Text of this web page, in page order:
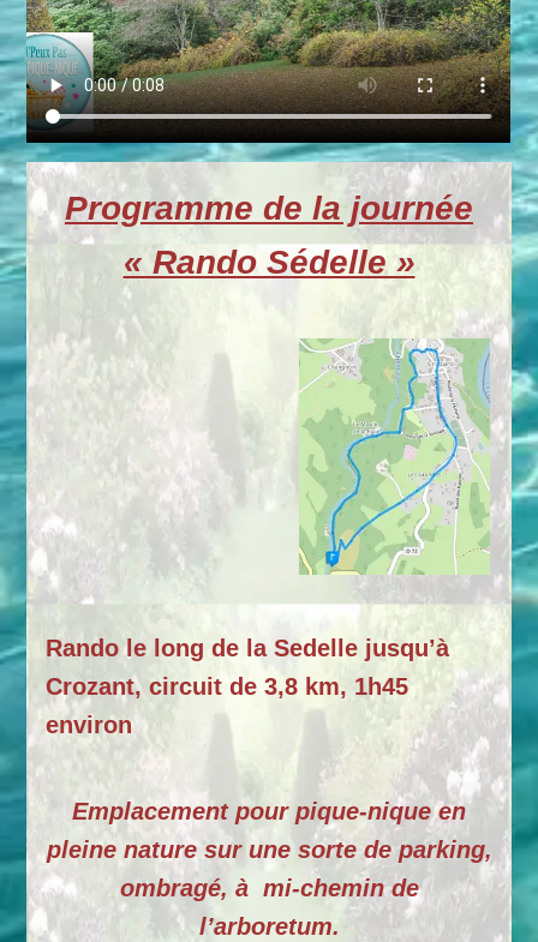
Programme de la journée
« Rando Sédelle »
Rando le long de la Sedelle jusqu’à
Crozant, circuit de 3,8 km, 1h45
environ
Emplacement pour pique-nique en
pleine nature sur une sorte de parking,
ombragé, à mi-chemin de
l’arboretum.